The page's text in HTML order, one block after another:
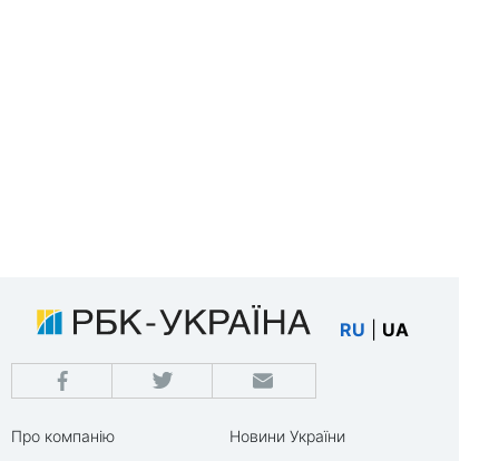
RU UA
Про компанію
Новини України